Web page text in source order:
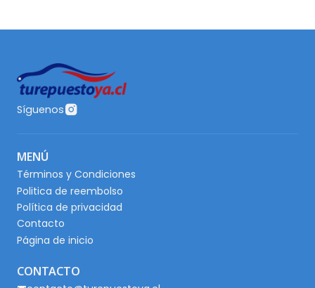
Síguenos
MENÚ
Términos y Condiciones
Politica de reembolso
Política de privacidad
Contacto
Página de inicio
CONTACTO